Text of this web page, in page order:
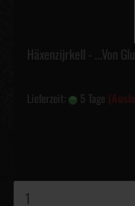
Häxenzijrkell - ...Von
Lieferzeit: 5 Tage